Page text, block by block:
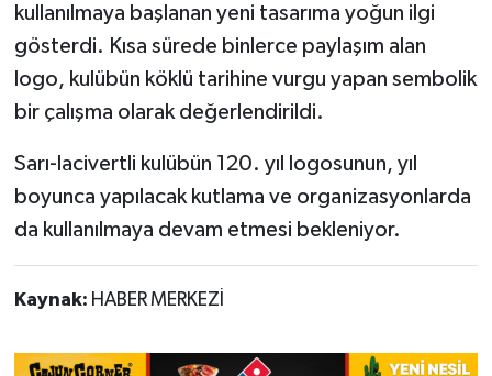
kullanılmaya başlanan yeni tasarıma yoğun ilgi
gösterdi. Kısa sürede binlerce paylaşım alan
logo, kulübün köklü tarihine vurgu yapan sembolik
bir çalışma olarak değerlendirildi.
Sarı-lacivertli kulübün 120. yıl logosunun, yıl
boyunca yapılacak kutlama ve organizasyonlarda
da kullanılmaya devam etmesi bekleniyor.
Kaynak: HABER MERKEZİ